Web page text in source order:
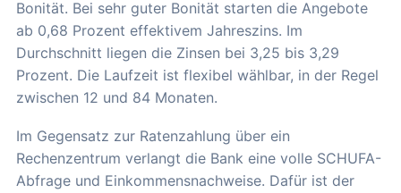
Bonität. Bei sehr guter Bonität starten die Angebote
ab 0,68 Prozent effektivem Jahreszins. Im
Durchschnitt liegen die Zinsen bei 3,25 bis 3,29
Prozent. Die Laufzeit ist flexibel wählbar, in der Regel
zwischen 12 und 84 Monaten.
Im Gegensatz zur Ratenzahlung über ein
Rechenzentrum verlangt die Bank eine volle SCHUFA-
Abfrage und Einkommensnachweise. Dafür ist der